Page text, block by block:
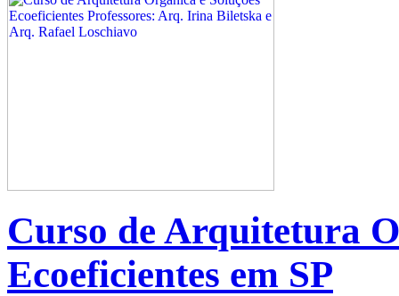
Curso de Arquitetura
Ecoeficientes em SP